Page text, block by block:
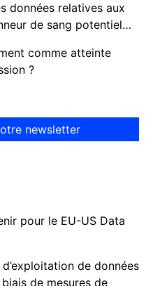
données relatives aux
de sang potentiel…
comme atteinte
?
newsletter
pour le EU-US Data
de données
de mesures de